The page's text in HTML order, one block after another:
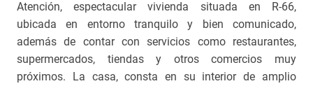
Atención, espectacular vivienda situada en R-66,
ubicada en entorno tranquilo y bien comunicado,
además de contar con servicios como restaurantes,
supermercados, tiendas y otros comercios muy
próximos. La casa, consta en su interior de amplio